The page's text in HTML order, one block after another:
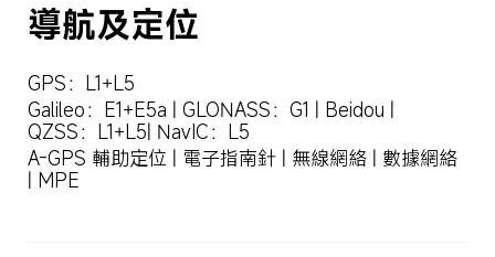
導航及定位
GPS：L1+L5
Galileo：E1+E5a | GLONASS：G1 | Beidou |
QZSS：L1+L5| NavIC：L5
A-GPS 輔助定位 | 電子指南針 | 無線網絡 | 數據網絡
| MPE